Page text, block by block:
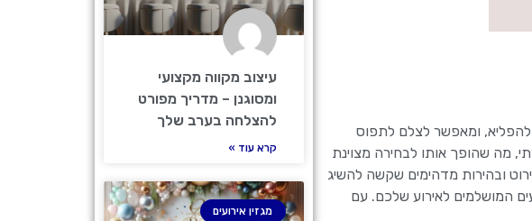
להפליא, ומאפשר לצלם לתפוס
מה שהופך אותו לבחירה מצוינת
ובהירות מדהימים שקשה להשיג
המושלמים לאירוע שלכם. עם
עיצוב מקווה מקצועי
ומסוגנן – מדריך מפורט
להצלחה בערב שלך
קרא עוד »
מגזין אירועים